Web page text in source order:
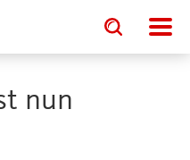
Toggle
search
input
Toggle
search
input
nun